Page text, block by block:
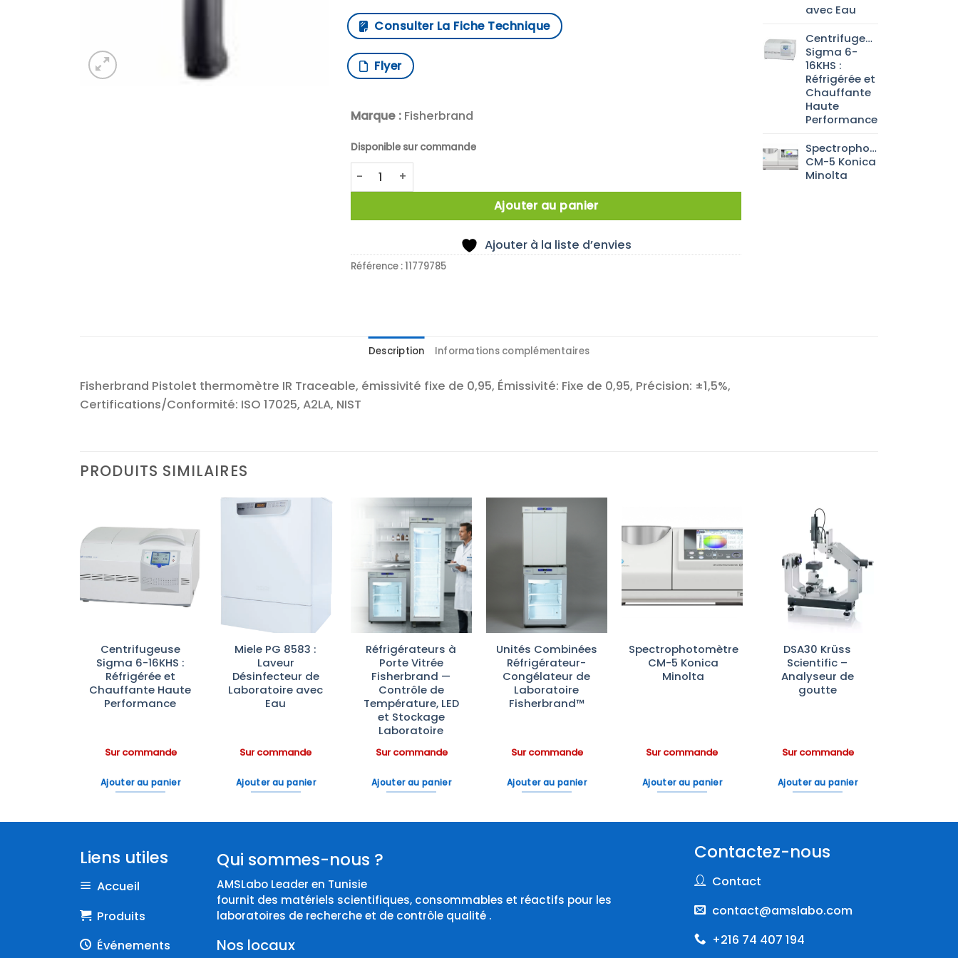
Consulter La Fiche Technique
Flyer
Marque :Fisherbrand
Disponible sur commande
quantité de THERMOMETRE IR -50/1000°C
Ajouter au panier
Ajouter à la liste d’envies
Référence :11779785
avec Eau
Centrifugeuse
Sigma 6-
16KHS :
Réfrigérée et
Chauffante
Haute
Performance
Spectrophotomètre
CM-5 Konica
Minolta
Description Informations complémentaires
Fisherbrand Pistolet thermomètre IR Traceable, émissivité fixe de 0,95, Émissivité: Fixe de 0,95, Précision: ±1,5%,
Certifications/Conformité: ISO 17025, A2LA, NIST
PRODUITS SIMILAIRES
Ajouter
d’envies
Centrifugeuse
Sigma 6-16KHS :
Réfrigérée et
Chauffante Haute
Performance
Sur commande
Ajouter au panier
Miele PG 8583 :
Laveur
Désinfecteur de
Laboratoire avec
Eau
Sur commande
Ajouter au panier
Ajouter
à la liste
d’envies
Réfrigérateurs à
Porte Vitrée
Fisherbrand —
Contrôle de
Température, LED
et Stockage
Laboratoire
Sur commande
Ajouter au panier
Ajouter
à la liste
Unités Combinées
Réfrigérateur-
Congélateur de
Laboratoire
Fisherbrand™
Sur commande
Ajouter au panier
Ajouter
Spectrophotomètre
CM-5 Konica
Minolta
Sur commande
Ajouter au panier
Ajouter
à la liste
d’envies
DSA30 Krüss
Scientific –
Analyseur de
goutte
Sur commande
Ajouter au panier
Liens utiles
Accueil
Produits
Événements
Qui sommes-nous ?
AMSLabo Leader en Tunisie
fournit des matériels scientifiques, consommables et réactifs pour les
laboratoires de recherche et de contrôle qualité .
Nos locaux
Contactez-nous
Contact
contact@amslabo.com
+216 74 407 194